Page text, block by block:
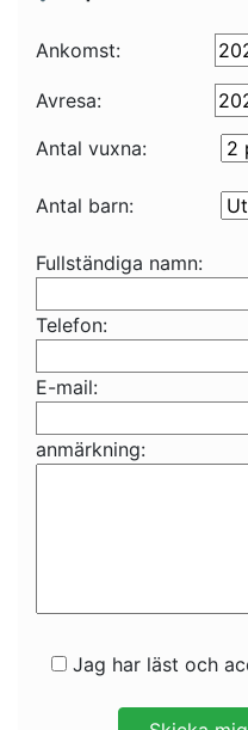
Ankomst:
Avresa:
Antal vuxna:
Antal barn:
Fullständiga namn:
Telefon:
E-mail:
anmärkning:
Jag har läst och